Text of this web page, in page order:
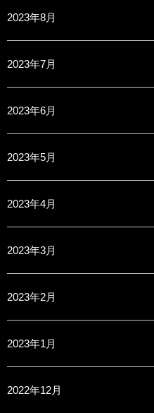
2023年8月
2023年7月
2023年6月
2023年5月
2023年4月
2023年3月
2023年2月
2023年1月
2022年12月